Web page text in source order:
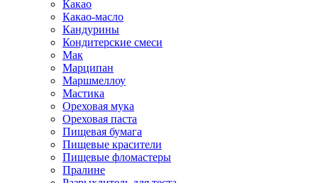
Какао
Какао-масло
Кандурины
Кондитерские смеси
Мак
Марципан
Маршмеллоу
Мастика
Ореховая мука
Ореховая паста
Пищевая бумага
Пищевые красители
Пищевые фломастеры
Пралине